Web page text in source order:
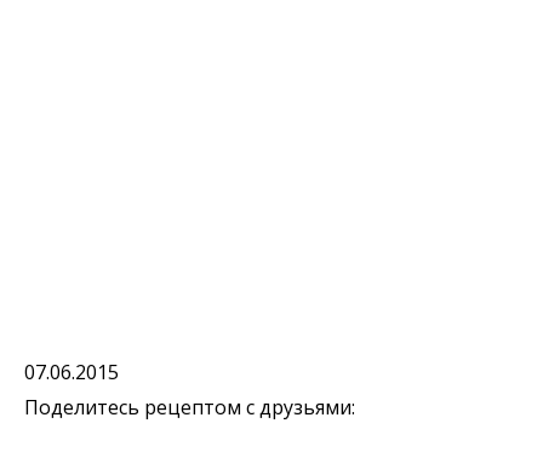
07.06.2015
Поделитесь рецептом с друзьями: